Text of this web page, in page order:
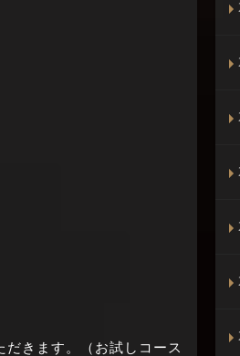
きます。（お試しコース